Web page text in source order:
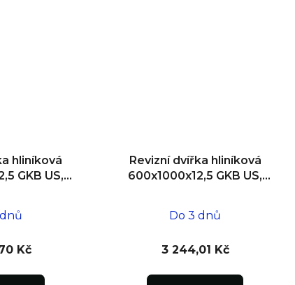
hliníková
GKB US,
Kč
Revizní dvířka hliníková
600x1000x12,5 GKB US,
Do 3 dnů
3 244,01 Kč